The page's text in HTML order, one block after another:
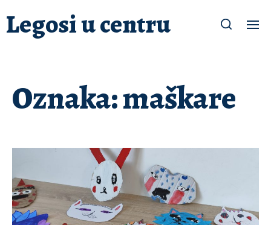
Legosi u centru
Oznaka:maškare